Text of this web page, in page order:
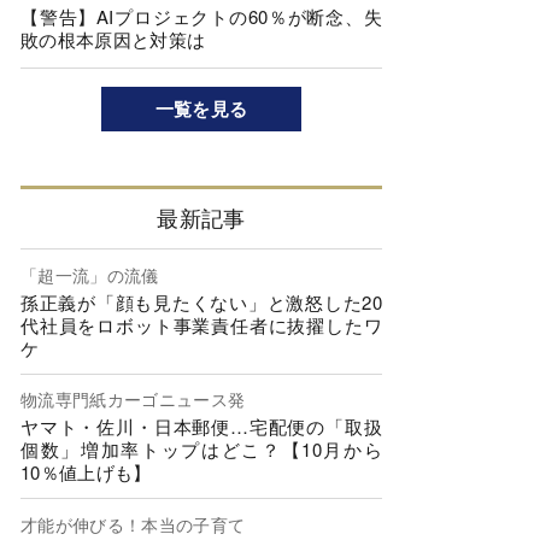
【警告】AIプロジェクトの60％が断念、失
敗の根本原因と対策は
一覧を見る
最新記事
「超一流」の流儀
孫正義が「顔も見たくない」と激怒した20
代社員をロボット事業責任者に抜擢したワ
ケ
物流専門紙カーゴニュース発
ヤマト・佐川・日本郵便…宅配便の「取扱
個数」増加率トップはどこ？【10月から
10％値上げも】
才能が伸びる！本当の子育て